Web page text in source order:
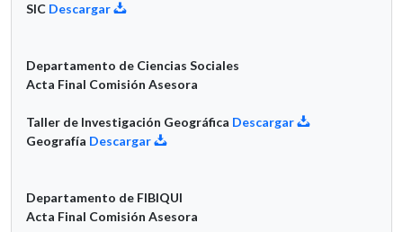
SIC Descargar
Departamento de Ciencias Sociales
Acta Final Comisión Asesora
Taller de Investigación Geográfica Descargar
Geografía Descargar
Departamento de FIBIQUI
Acta Final Comisión Asesora